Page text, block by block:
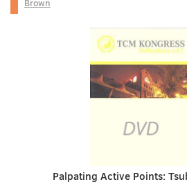
Brown
Palpating Active Points: